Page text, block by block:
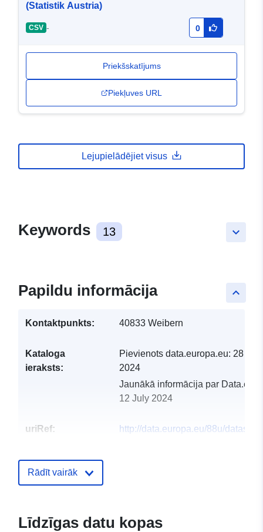
(Statistik Austria)
CSV - 0
Priekšskatījums
Piekļuves URL
Lejupielādējiet visus
keyboard_arrow_down
Keywords 13
keyboard_arrow_up
Papildu informācija
Kontaktpunkts: 40833 Weibern
Kataloga
ieraksts:
Pievienots data.europa.eu: 28
2024
Jaunākā informācija par
12 July 2024
uriRef:
http://data.europa.eu/88u/
Rādīt vairāk
Līdzīgas datu kopas